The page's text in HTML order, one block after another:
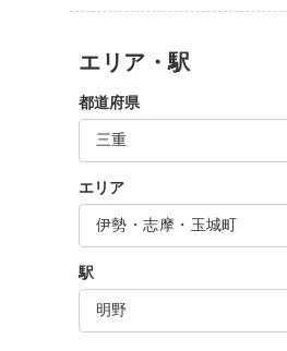
エリア・駅
都道府県
三重
エリア
伊勢・志摩・玉城町
駅
明野